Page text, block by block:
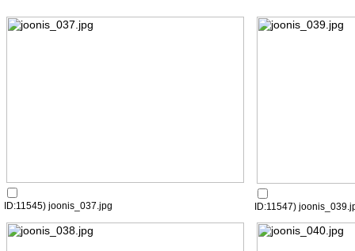
ID:11545) joonis_037.jpg ID:11547)